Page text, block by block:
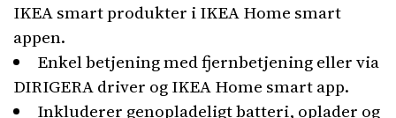
IKEA smart produkter i IKEA Home smart
appen.
Enkel betjening med fjernbetjening eller via
DIRIGERA driver og IKEA Home smart app.
Inkluderer genopladeligt batteri, oplader og